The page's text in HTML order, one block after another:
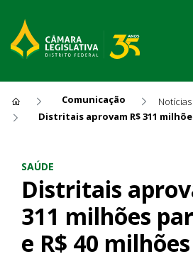
Comunicação Notícias
SAÚDE
Distritais
311 milhões
e R$ 40